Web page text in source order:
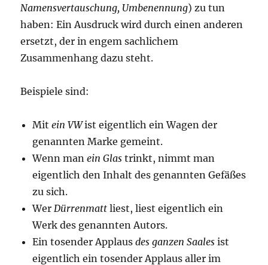
Namensvertauschung, Umbenennung) zu tun
haben: Ein Ausdruck wird durch einen anderen
ersetzt, der in engem sachlichem
Zusammenhang dazu steht.
Beispiele sind:
Mitein VWist eigentlich ein Wagen der
genannten Marke gemeint.
Wenn manein Glas trinkt, nimmt man
eigentlich den Inhalt des genannten Gefäßes
zu sich.
WerDürrenmatt liest, liest eigentlich ein
Werk des genannten Autors.
Ein tosender Applausdes ganzen Saales ist
eigentlich ein tosender Applaus aller im